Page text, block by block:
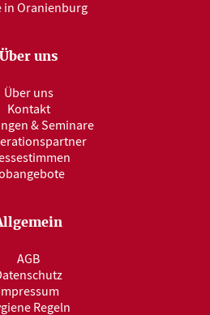
in Oranienburg
Über uns
Über uns
Kontakt
& Seminare
AGB
Regeln